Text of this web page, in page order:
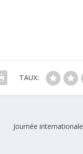
TAUX:
Journée